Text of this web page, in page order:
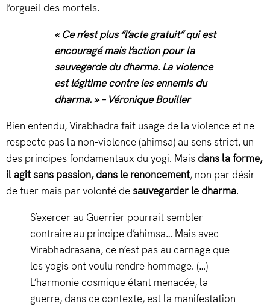
l’orgueil des mortels.
« Ce n’est plus “l’acte gratuit” qui est
encouragé mais l’action pour la
sauvegarde du dharma. La violence
est légitime contre les ennemis du
dharma. » – Véronique Bouiller
Bien entendu, Virabhadra fait usage de la violence et ne
respecte pas la non-violence (ahimsa) au sens strict, un
des principes fondamentaux du yogi. Mais dans la forme,
il agit sans passion, dans le renoncement, non par désir
de tuer mais par volonté desauvegarder le dharma.
S’exercer au Guerrier pourrait sembler
contraire au principe d’ahimsa… Mais avec
Virabhadrasana, ce n’est pas au carnage que
les yogis ont voulu rendre hommage. (…)
L’harmonie cosmique étant menacée, la
guerre, dans ce contexte, est la manifestation